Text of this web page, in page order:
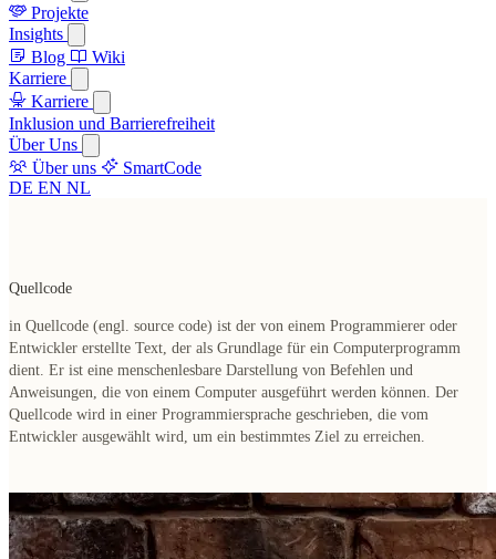
Projekte
Insights
Blog
Wiki
Karriere
Karriere
Inklusion und Barrierefreiheit
Über Uns
Über uns
SmartCode
DE EN NL
Quellcode
in Quellcode (engl. source code) ist der von einem Programmierer oder
Entwickler erstellte Text, der als Grundlage für ein Computerprogramm
dient. Er ist eine menschenlesbare Darstellung von Befehlen und
Anweisungen, die von einem Computer ausgeführt werden können. Der
Quellcode wird in einer Programmiersprache geschrieben, die vom
Entwickler ausgewählt wird, um ein bestimmtes Ziel zu erreichen.